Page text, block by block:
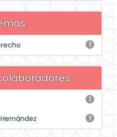
1
1
1